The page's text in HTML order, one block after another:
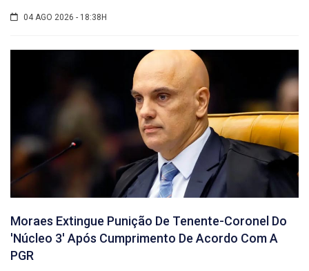
04 AGO 2026 - 18:38H
Moraes Extingue Punição De Tenente-Coronel Do
'núcleo 3' Após Cumprimento De Acordo Com A
PGR